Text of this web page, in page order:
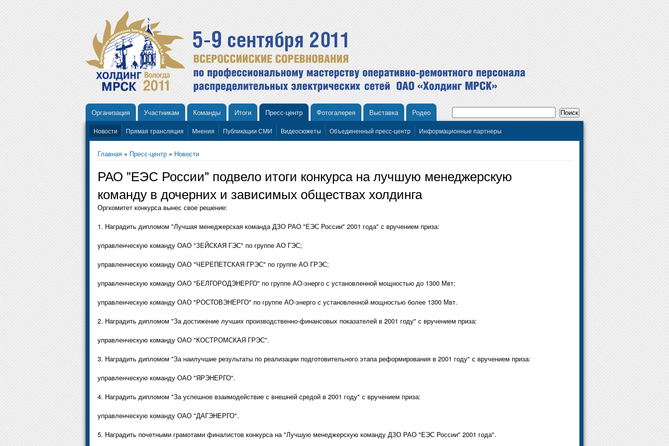
Организация Участникам Команды Итоги Пресс-центр Фотогалерея Выставка Родео
Новости Прямая трансляция Мнения Публикации СМИ Видеосюжеты Объединенный пресс-центр Информационные партнеры
Главная » Пресс-центр » Новости
РАО "ЕЭС России" подвело итоги конкурса на лучшую менеджерскую
команду в дочерних и зависимых обществах холдинга
Оргкомитет конкурса вынес свое решение:
1. Наградить дипломом "Лучшая менеджерская команда ДЗО РАО "ЕЭС России" 2001 года" с вручением приза:
управленческую команду ОАО "ЗЕЙСКАЯ ГЭС" по группе АО ГЭС;
управленческую команду ОАО "ЧЕРЕПЕТСКАЯ ГРЭС" по группе АО ГРЭС;
управленческую команду ОАО "БЕЛГОРОДЭНЕРГО" по группе АО-энерго с установленной мощностью до 1300 Мвт;
управленческую команду ОАО "РОСТОВЭНЕРГО" по группе АО-энерго с установленной мощностью более 1300 Мвт.
2. Наградить дипломом "За достижение лучших производственно-финансовых показателей в 2001 году" с вручением приза:
управленческую команду ОАО "КОСТРОМСКАЯ ГРЭС".
3. Наградить дипломом "За наилучшие результаты по реализации подготовительного этапа реформирования в 2001 году" с вручением приза:
управленческую команду ОАО "ЯРЭНЕРГО".
4. Наградить дипломом "За успешное взаимодействие с внешней средой в 2001 году" с вручением приза:
управленческую команду ОАО "ДАГЭНЕРГО".
5. Наградить почетными грамотами финалистов конкурса на "Лучшую менеджерскую команду ДЗО РАО "ЕЭС России" 2001 года".